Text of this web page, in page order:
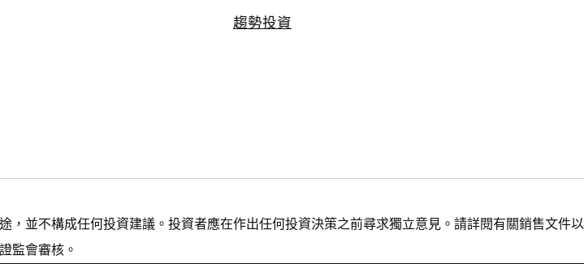
趨勢投資
並不構成任何投資建議。投資者應在作出任何投資決策之前尋求獨立意見。請詳閱有關銷售文件以
監會審核。